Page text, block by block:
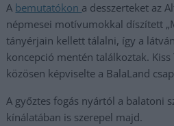
A bemutatókon a desszerteket az
népmesei motívumokkal díszített
tányérjain kellett tálalni, így a
koncepció mentén találkoztak.
közösen képviselte a BalaLand
A győztes fogás nyártól a balatoni
kínálatában is szerepel majd.